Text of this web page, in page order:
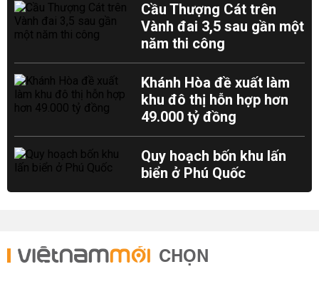
Cầu Thượng Cát trên
Vành đai 3,5 sau gần một
năm thi công
Khánh Hòa đề xuất làm
khu đô thị hỗn hợp hơn
49.000 tỷ đồng
Quy hoạch bốn khu lấn
biển ở Phú Quốc
CHỌN